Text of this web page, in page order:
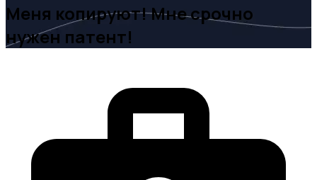
Меня копируют! Мне срочно
нужен патент!